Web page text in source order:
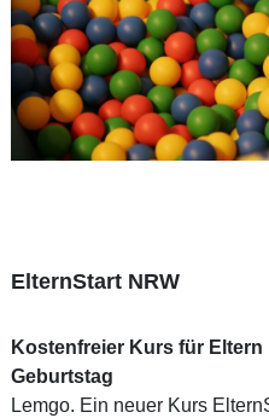
ElternStart NRW
Kostenfreier Kurs für
Geburtstag
Lemgo. Ein neuer Kurs